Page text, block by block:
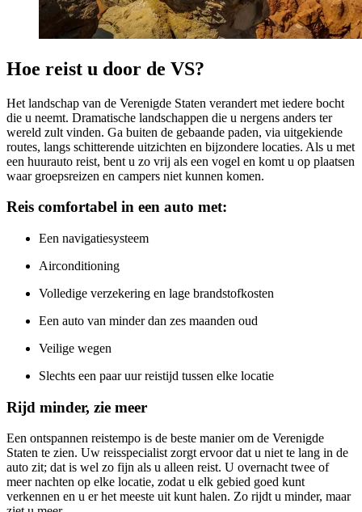
Hoe reist u door de VS?
Het landschap van de Verenigde Staten verandert met iedere bocht
die u neemt. Dramatische landschappen die u nergens anders ter
wereld zult vinden. Ga buiten de gebaande paden, via uitgekiende
routes, langs schitterende uitzichten en bijzondere locaties. Als u met
een huurauto reist, bent u zo vrij als een vogel en komt u op plaatsen
waar groepsreizen en campers niet kunnen komen.
Reis comfortabel in een auto met:
Een navigatiesysteem
Airconditioning
Volledige verzekering en lage brandstofkosten
Een auto van minder dan zes maanden oud
Veilige wegen
Slechts een paar uur reistijd tussen elke locatie
Rijd minder, zie meer
Een ontspannen reistempo is de beste manier om de Verenigde
Staten te zien. Uw reisspecialist zorgt ervoor dat u niet te lang in de
auto zit; dat is wel zo fijn als u alleen reist. U overnacht twee of
meer nachten op elke locatie, zodat u elk gebied goed kunt
verkennen en u er het meeste uit kunt halen. Zo rijdt u minder, maar